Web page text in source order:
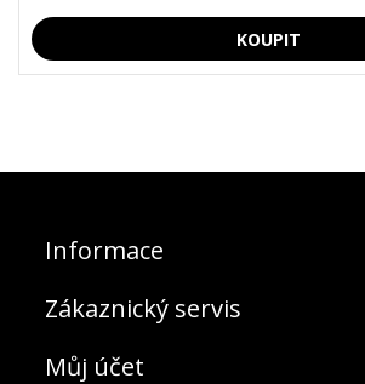
Informace
Zákaznický servis
Můj účet